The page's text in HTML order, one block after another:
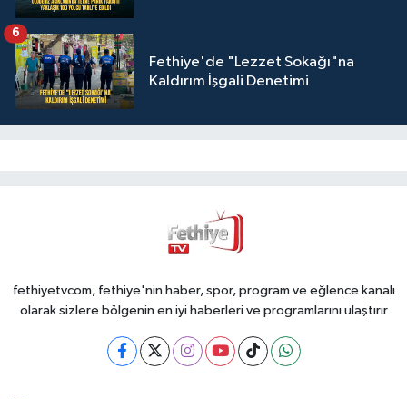
Fethiye'de "Lezzet Sokağı"na
Kaldırım İşgali Denetimi
6
fethiyetvcom, fethiye'nin haber, spor, program ve eğlence kanalı
olarak sizlere bölgenin en iyi haberleri ve programlarını ulaştırır